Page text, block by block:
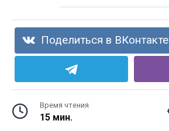
Поделиться в ВКонтакте
Время чтения
15 мин.